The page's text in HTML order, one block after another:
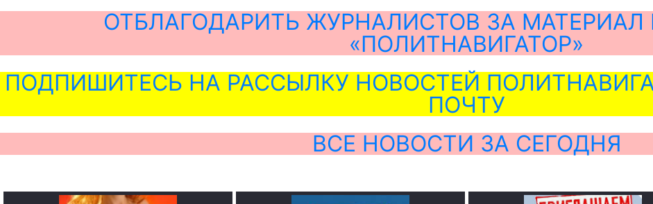
ОТБЛАГОДАРИТЬ ЖУРНАЛИСТОВ ЗА
«ПОЛИТНАВИГАТОР»
ПОДПИШИТЕСЬ НА РАССЫЛКУ НОВОСТЕЙ
ПОЧТУ
ВСЕ НОВОСТИ ЗА СЕГОДНЯ